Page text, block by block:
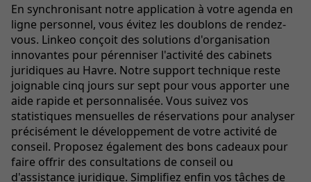
En synchronisant notre application à votre agenda en
ligne personnel, vous évitez les doublons de rendez-
vous. Linkeo conçoit des solutions d'organisation
innovantes pour pérenniser l'activité des cabinets
juridiques au Havre. Notre support technique reste
joignable cinq jours sur sept pour vous apporter une
aide rapide et personnalisée. Vous suivez vos
statistiques mensuelles de réservations pour analyser
précisément le développement de votre activité de
conseil. Proposez également des bons cadeaux pour
faire offrir des consultations de conseil ou
d'assistance juridique. Simplifiez enfin vos tâches de